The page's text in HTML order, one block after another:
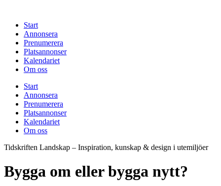
innehållStart
Annonsera
Prenumerera
Platsannonser
Kalendariet
Om oss
Start
Annonsera
Prenumerera
Platsannonser
Kalendariet
Om oss
Tidskriften Landskap – Inspiration, kunskap & design i utemiljöer
Bygga om eller bygga nytt?